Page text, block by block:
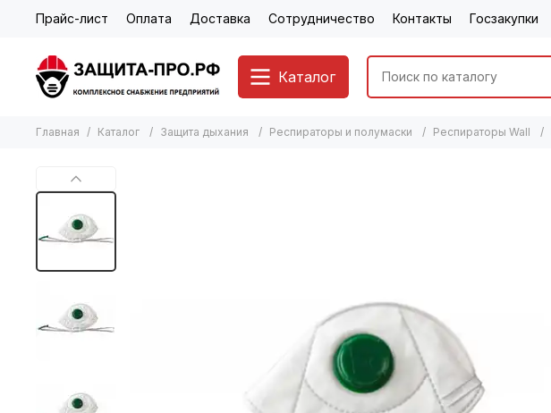
Прайс-лист Оплата Доставка Сотрудничество Контакты Госзакупки
Каталог
Главная Каталог Защита дыхания Респираторы и полумаски Респираторы Wall